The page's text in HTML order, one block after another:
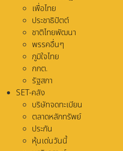
เพื่อไทย
ประชาธิปัตต์
ชาติไทยพัฒนา
พรรคอื่นๆ
ภูมิใจไทย
กกต.
รัฐสภา
SET-คลัง
บริษัทจดทะเบียน
ตลาดหลักทรัพย์
ประกัน
หุ้นเด่นวันนี้